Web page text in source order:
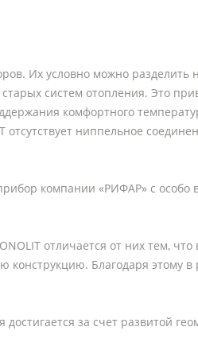
Их условно можно разделить
систем отопления. Это
комфортного
ниппельное
компании «РИФАР» с особо
отличается от них тем, что
Благодаря этому
за счет развитой